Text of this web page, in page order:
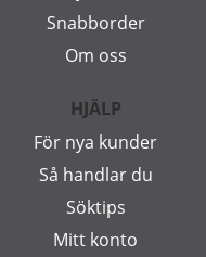
Snabborder
Om oss
HJÄLP
För nya kunder
Så handlar du
Söktips
Mitt konto